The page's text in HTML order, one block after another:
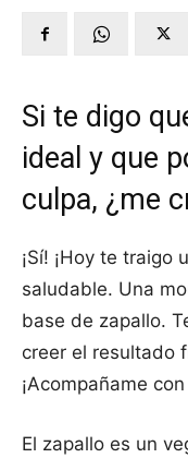
Si te digo
ideal y que
culpa, ¿me
¡Sí! ¡Hoy te traigo
saludable. Una
base de zapallo.
creer el resultado
¡Acompañame
El zapallo es un